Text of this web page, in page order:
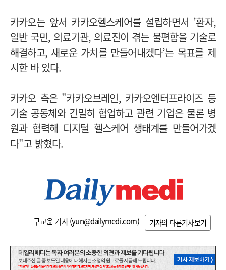
카카오는 앞서 카카오헬스케어를 설립하면서 ’환자,
일반 국민, 의료기관, 의료진이 겪는 불편함을 기술로
해결하고, 새로운 가치를 만들어내겠다’는 목표를 제
시한 바 있다.
카카오 측은 "카카오브레인, 카카오엔터프라이즈 등
기술 공동체와 긴밀히 협업하고 관련 기업은 물론 병
원과 협력해 디지털 헬스케어 생태계를 만들어가겠
다"고 밝혔다.
구교윤 기자 (yun@dailymedi.com) 기자의 다른기사보기